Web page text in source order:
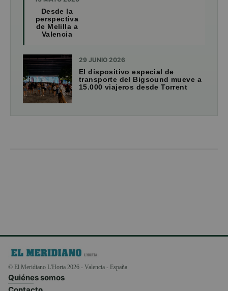
Desde la
perspectiva
de Melilla a
Valencia
29 JUNIO 2026
El dispositivo especial de
transporte del Bigsound mueve a
15.000 viajeros desde Torrent
© El Meridiano L'Horta 2026 - Valencia - España
Quiénes somos